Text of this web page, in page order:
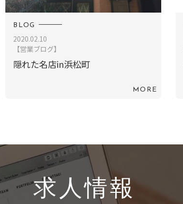
BLOG
2020.02.10
【営業ブログ】
隠れた名店in浜松町
MORE
求人情報